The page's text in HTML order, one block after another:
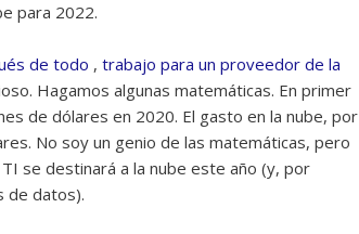
para 2022.
de todo , trabajo para un proveedor de la
Hagamos algunas matemáticas. En primer
de dólares en 2020. El gasto en la nube, por
No soy un genio de las matemáticas, pero
se destinará a la nube este año (y, por
de datos).